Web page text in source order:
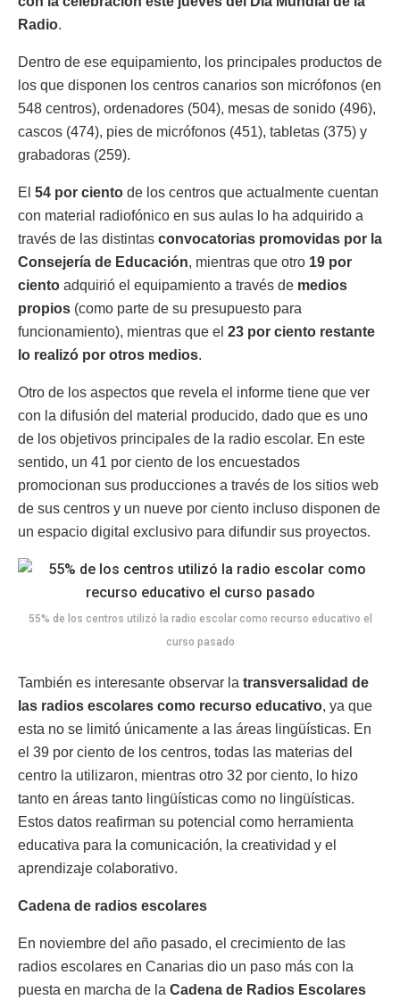
Radio.
Dentro de ese equipamiento, los principales productos de
los que disponen los centros canarios son micrófonos (en
548 centros), ordenadores (504), mesas de sonido (496),
cascos (474), pies de micrófonos (451), tabletas (375) y
grabadoras (259).
El 54 por ciento de los centros que actualmente cuentan
con material radiofónico en sus aulas lo ha adquirido a
través de las distintas convocatorias promovidas por la
Consejería de Educación, mientras que otro 19 por
ciento adquirió el equipamiento a través de medios
propios (como parte de su presupuesto para
funcionamiento), mientras que el 23 por ciento restante
lo realizó por otros medios.
Otro de los aspectos que revela el informe tiene que ver
con la difusión del material producido, dado que es uno
de los objetivos principales de la radio escolar. En este
sentido, un 41 por ciento de los encuestados
promocionan sus producciones a través de los sitios web
de sus centros y un nueve por ciento incluso disponen de
un espacio digital exclusivo para difundir sus proyectos.
55% de los centros utilizó la radio escolar como recurso educativo el
curso pasado
También es interesante observar la transversalidad de
las radios escolares como recurso educativo, ya que
esta no se limitó únicamente a las áreas lingüísticas. En
el 39 por ciento de los centros, todas las materias del
centro la utilizaron, mientras otro 32 por ciento, lo hizo
tanto en áreas tanto lingüísticas como no lingüísticas.
Estos datos reafirman su potencial como herramienta
educativa para la comunicación, la creatividad y el
aprendizaje colaborativo.
Cadena de radios escolares
En noviembre del año pasado, el crecimiento de las
radios escolares en Canarias dio un paso más con la
puesta en marcha de la Cadena de Radios Escolares